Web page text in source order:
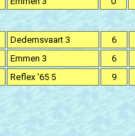
Dedemsvaart 3
6
Emmen 3
6
Reflex '65 5 9